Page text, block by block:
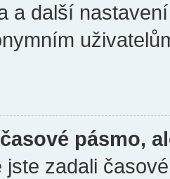
a další
pásmo,
jste zadali